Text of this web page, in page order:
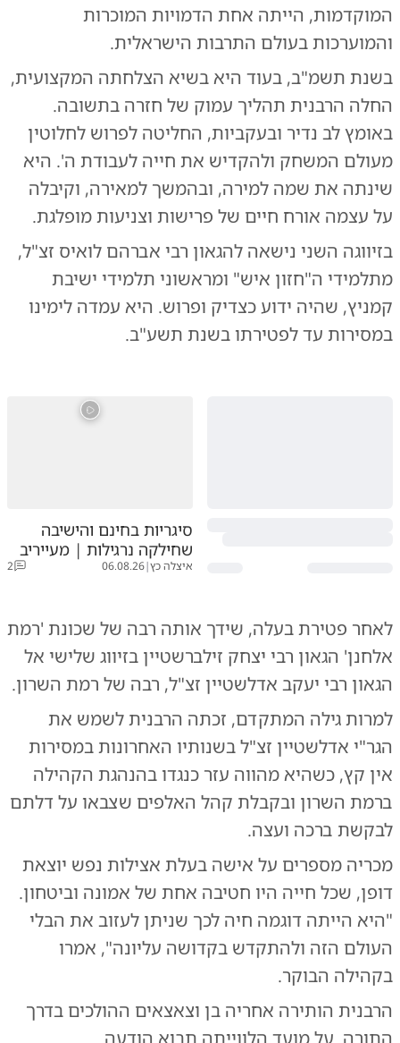
המוקדמות, הייתה אחת הדמויות המוכרות
והמוערכות בעולם התרבות הישראלית.
בשנת תשמ"ב, בעוד היא בשיא הצלחתה המקצועית,
החלה הרבנית תהליך עמוק של חזרה בתשובה.
באומץ לב נדיר ובעקביות, החליטה לפרוש לחלוטין
מעולם המשחק ולהקדיש את חייה לעבודת ה'. היא
שינתה את שמה למירה, ובהמשך למאירה, וקיבלה
על עצמה אורח חיים של פרישות וצניעות מופלגת.
בזיווגה השני נישאה להגאון רבי אברהם לואיס זצ"ל,
מתלמידי ה"חזון איש" ומראשוני תלמידי ישיבת
קמניץ, שהיה ידוע כצדיק ופרוש. היא עמדה לימינו
במסירות עד לפטירתו בשנת תשע"ב.
סיגריות בחינם והישיבה
שחילקה נרגילות | מעייריב
איצלה כץ|
06.08.26
2
לאחר פטירת בעלה, שידך אותה רבה של שכונת 'רמת
אלחנן' הגאון רבי יצחק זילברשטיין בזיווג שלישי אל
הגאון רבי יעקב אדלשטיין זצ"ל, רבה של רמת השרון.
למרות גילה המתקדם, זכתה הרבנית לשמש את
הגר"י אדלשטיין זצ"ל בשנותיו האחרונות במסירות
אין קץ, כשהיא מהווה עזר כנגדו בהנהגת הקהילה
ברמת השרון ובקבלת קהל האלפים שצבאו על דלתם
לבקשת ברכה ועצה.
מכריה מספרים על אישה בעלת אצילות נפש יוצאת
דופן, שכל חייה היו חטיבה אחת של אמונה וביטחון.
"היא הייתה דוגמה חיה לכך שניתן לעזוב את הבלי
העולם הזה ולהתקדש בקדושה עליונה", אמרו
בקהילה הבוקר.
הרבנית הותירה אחריה בן וצאצאים ההולכים בדרך
התורה. על מועד הלווייתה תבוא הודעה.